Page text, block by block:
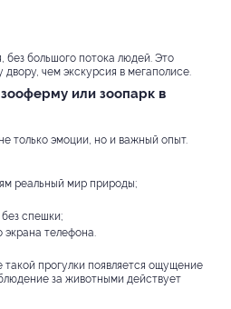
без большого потока людей. Это
чем экскурсия в мегаполисе.
или зоопарк в
только эмоции, но и важный опыт.
реальный мир природы;
спешки;
экрана телефона.
прогулки появляется ощущение
за животными действует